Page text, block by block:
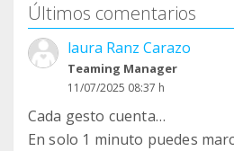
Últimos comentarios
laura Ranz Carazo
Teaming Manager
11/07/2025 08:37 h
Cada gesto cuenta…
En solo 1 minuto puedes